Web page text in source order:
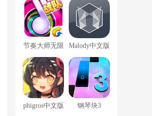
节奏大师无限
体力破解版
Malody中文版
phigros中文版 钢琴块3